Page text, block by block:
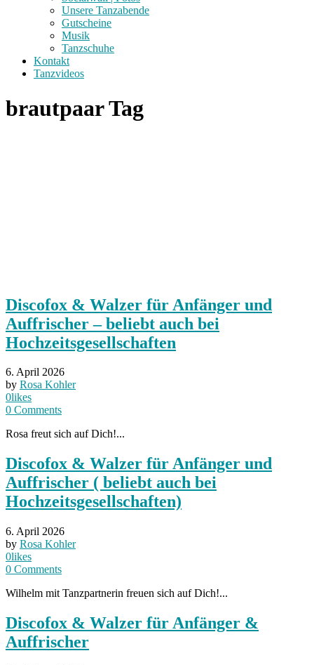
Unsere Tanzabende
Gutscheine
Musik
Tanzschuhe
Kontakt
Tanzvideos
brautpaar Tag
Discofox & Walzer für Anfänger und
Auffrischer – beliebt auch bei
Hochzeitsgesellschaften
6. April 2026
by Rosa Kohler
0likes
0 Comments
Rosa freut sich auf Dich!...
Discofox & Walzer für Anfänger und
Auffrischer ( beliebt auch bei
Hochzeitsgesellschaften)
6. April 2026
by Rosa Kohler
0likes
0 Comments
Wilhelm mit Tanzpartnerin freuen sich auf Dich!...
Discofox & Walzer für Anfänger &
Auffrischer